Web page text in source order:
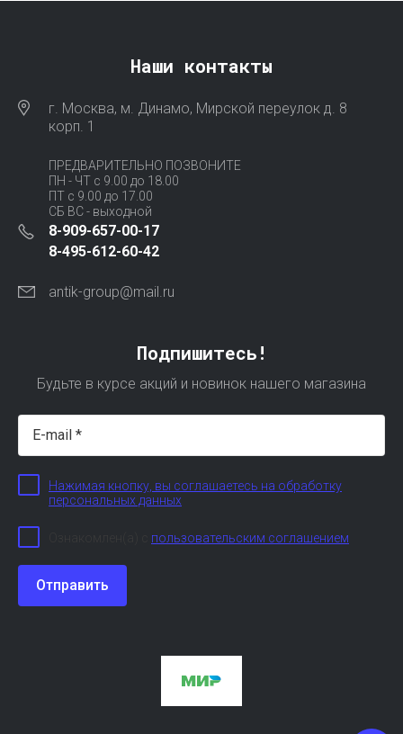
Наши контакты
г. Москва, м. Динамо, Мирской переулок д. 8
корп. 1
ПРЕДВАРИТЕЛЬНО ПОЗВОНИТЕ
ПН - ЧТ с 9.00 до 18.00
ПТ с 9.00 до 17.00
СБ ВС - выходной
8-909-657-00-17
8-495-612-60-42
antik-group@mail.ru
Подпишитесь!
Будьте в курсе акций и новинок нашего магазина
Нажимая кнопку, вы соглашаетесь на обработку
персональных данных
пользовательским соглашением
Отправить